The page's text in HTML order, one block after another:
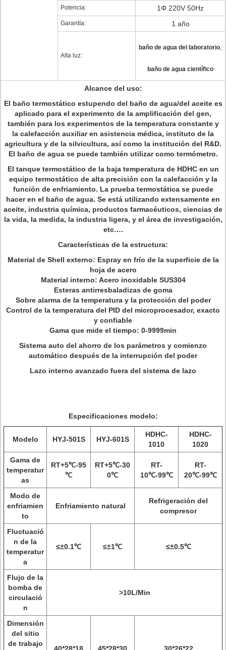
Potencia: 1Φ 220V 50Hz
Garantía: 1 año
Alta luz:
baño de agua del laboratorio
baño de agua científico
Alcance del uso:
El baño termostático estupendo del baño de agua/del aceite es
aplicado para el experimento de la amplificación del gen,
también para los experimentos de la temperatura constante y
la calefacción auxiliar en asistencia médica, instituto de la
agricultura y de la silvicultura, así como la institución del R&D.
El baño de agua se puede también utilizar como termómetro.
El tanque termostático de la baja temperatura de HDHC en un
equipo termostático de alta precisión con la calefacción y la
función de enfriamiento. La prueba termostática se puede
hacer en el baño de agua. Se está utilizando extensamente en
aceite, industria química, productos farmacéuticos, ciencias de
la vida, la medida, la industria ligera, y el área de investigación,
etc….
Características de la estructura:
Material de Shell externo: Espray en frío de la superficie de la
hoja de acero
Material interno: Acero inoxidable SUS304
Esteras antirresbaladizas de goma
Sobre alarma de la temperatura y la protección del poder
Control de la temperatura del PID del microprocesador, exacto
y confiable
Gama que mide el tiempo: 0-9999min
Sistema auto del ahorro de los parámetros y comienzo
automático después de la interrupción del poder
Lazo interno avanzado fuera del sistema de lazo
Especificaciones modelo:
Modelo HYJ-501S HYJ-601S
HDHC-
1010
HDHC-
1020
Gama de
temperatur
as
RT+5℃-95
℃
RT+5℃-30
0℃
RT-
10℃-99℃
RT-
20℃-99℃
Modo de
enfriamien
to
Enfriamiento natural
Refrigeración del
compresor
Fluctuació
n de la
temperatur
a
≤±0.1℃ ≤±1℃ ≤±0.5℃
Flujo de la
bomba de
circulació
n
>10L/Min
Dimensión
del sitio
de trabajo